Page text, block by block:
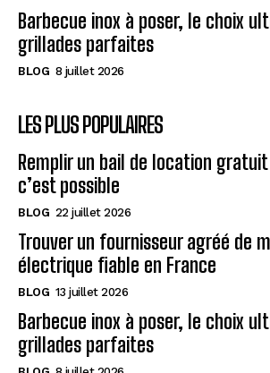
Barbecue inox à poser, le choix
grillades parfaites
BLOG 8 juillet 2026
LES PLUS POPULAIRES
Remplir un bail de location
c’est possible
BLOG 22 juillet 2026
Trouver un fournisseur agréé de
électrique fiable en France
BLOG 13 juillet 2026
Barbecue inox à poser, le choix
grillades parfaites